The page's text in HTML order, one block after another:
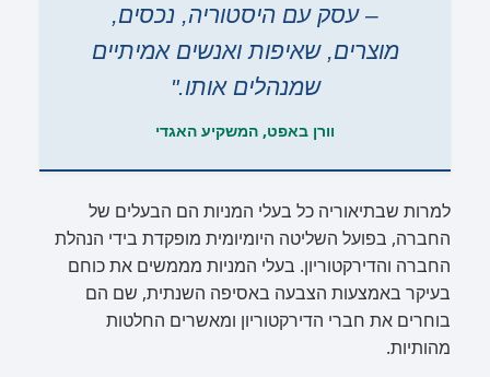
– עסק עם היסטוריה, נכסים,
מוצרים, שאיפות ואנשים אמיתיים
שמנהלים אותו."
וורן באפט, המשקיע האגדי
למרות שבתיאוריה כל בעלי המניות הם הבעלים של
החברה, בפועל השליטה היומיומית מופקדת בידי הנהלת
החברה והדירקטוריון. בעלי המניות מממשים את כוחם
בעיקר באמצעות הצבעה באסיפה השנתית, שם הם
בוחרים את חברי הדירקטוריון ומאשרים החלטות
מהותיות.